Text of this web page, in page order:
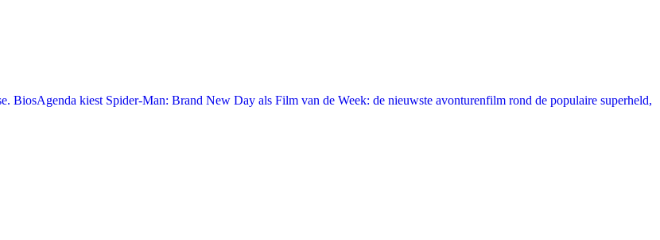
BiosAgenda kiest Spider-Man: Brand New Day als Film van de Week: de nieuwste avonturenfilm rond de populaire superheld,